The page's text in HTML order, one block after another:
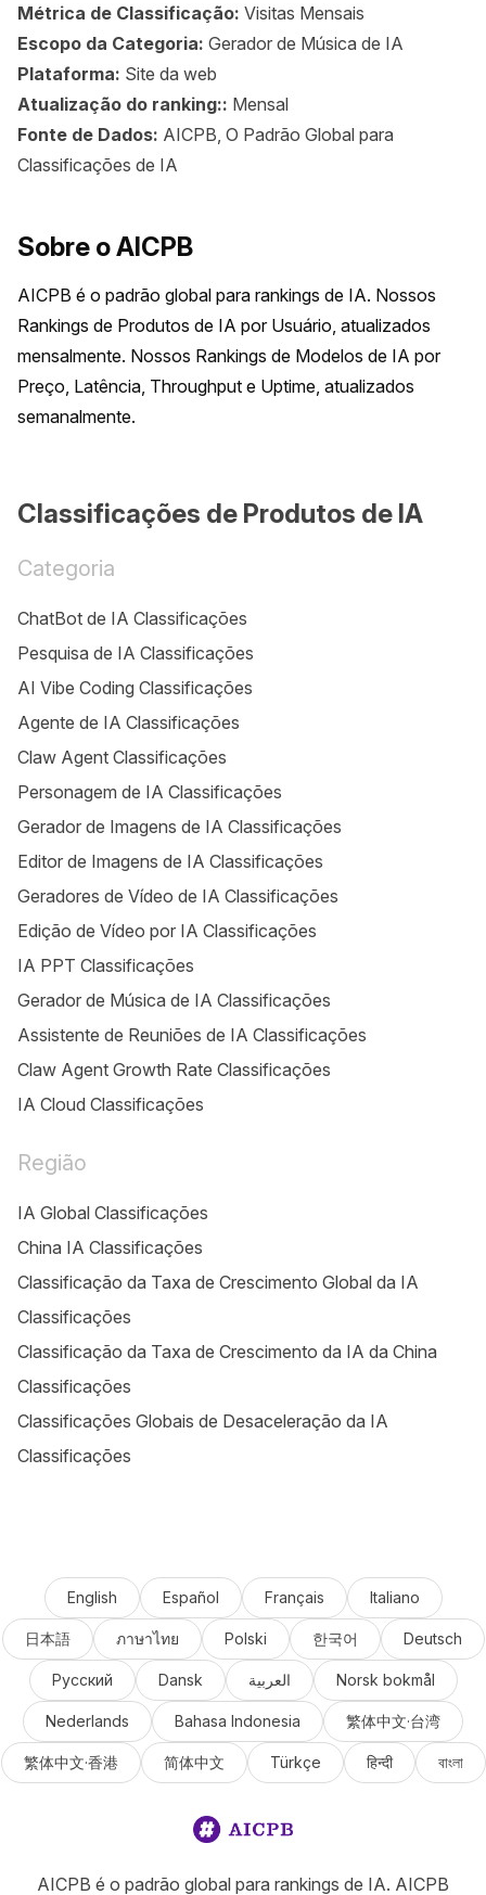
Métrica de Classificação: Visitas Mensais
Escopo da Categoria: Gerador de Música de IA
Plataforma: Site da web
Atualização do ranking:: Mensal
Fonte de Dados: AICPB, O Padrão Global para
Classificações de IA
Sobre o AICPB
AICPB é o padrão global para rankings de IA. Nossos
Rankings de Produtos de IA por Usuário, atualizados
mensalmente. Nossos Rankings de Modelos de IA por
Preço, Latência, Throughput e Uptime, atualizados
semanalmente.
Classificações de Produtos de IA
Categoria
ChatBot de IA Classificações
Pesquisa de IA Classificações
AI Vibe Coding Classificações
Agente de IA Classificações
Claw Agent Classificações
Personagem de IA Classificações
Gerador de Imagens de IA Classificações
Editor de Imagens de IA Classificações
Geradores de Vídeo de IA Classificações
Edição de Vídeo por IA Classificações
IA PPT Classificações
Gerador de Música de IA Classificações
Assistente de Reuniões de IA Classificações
Claw Agent Growth Rate Classificações
IA Cloud Classificações
Região
IA Global Classificações
China IA Classificações
Classificação da Taxa de Crescimento Global da IA
Classificações
Classificação da Taxa de Crescimento da IA da China
Classificações
Classificações Globais de Desaceleração da IA
Classificações
English Español Français Italiano
日本語 ภาษาไทย Polski 한국어 Deutsch
Русский Dansk العربية Norsk bokmål
Nederlands Bahasa Indonesia 繁体中文·台湾
繁体中文·香港 简体中文 Türkçe हिन्दी বাংলা
AICPB é o padrão global para rankings de IA. AICPB